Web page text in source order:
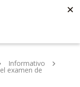
Informativo
examen de